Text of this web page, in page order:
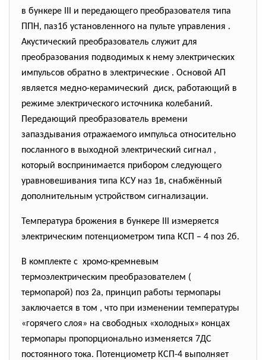
в бункере III и передающего преобразователя типа
ППН, паз1б установленного на пульте управления .
Акустический преобразователь служит для
преобразования подводимых к нему электрических
импульсов обратно в электрические . Основой АП
является медно-керамический диск, работающий в
режиме электрического источника колебаний.
Передающий преобразователь времени
запаздывания отражаемого импульса относительно
посланного в выходной электрический сигнал ,
который воспринимается прибором следующего
уравновешивания типа КСУ наз 1в, снабжённый
дополнительным устройством сигнализации.
Температура брожения в бункере III измеряется
электрическим потенциометром типа КСП – 4 поз 2б.
В комплекте с хромо-кремневым
термоэлектрическим преобразователем (
термопарой) поз 2а, принцип работы термопары
заключается в том , что при изменении температуры
«горячего слоя» на свободных «холодных» концах
термопары пропорционально изменяется 7ДС
постоянного тока. Потенциометр КСП-4 выполняет